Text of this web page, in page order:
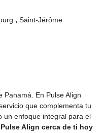
, Saint-Jérôme
Panamá. En Pulse Align
que complementa tu
un enfoque integral para el
Align cerca de ti hoy